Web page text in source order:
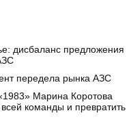
дисбаланс предложения
передела рынка АЗС
Марина Коротова
команды и превратить